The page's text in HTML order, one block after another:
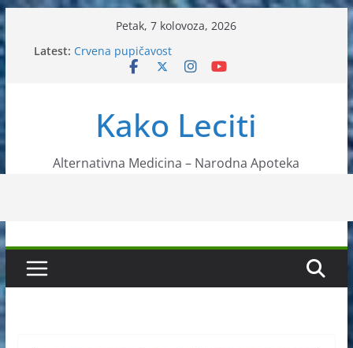
Skip
to
Petak, 7 kolovoza, 2026
Latest: Crvena pupičavost
Čir na želucu – Liječenje prirodnim metodama
Liječenje bubrežnog kamenca uz pomoć čaja
Kako Leciti
Alternativna Medicina – Narodna Apoteka